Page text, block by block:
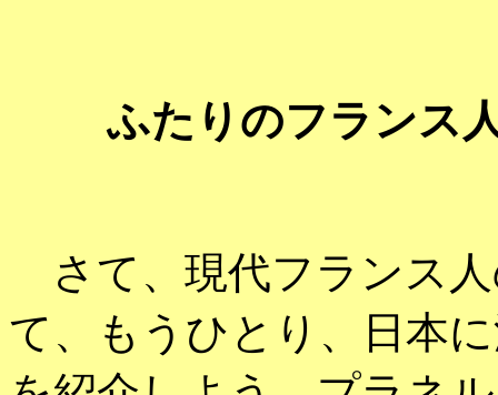
ふたりのフランス
さて、現代フランス
て、もうひとり、日本